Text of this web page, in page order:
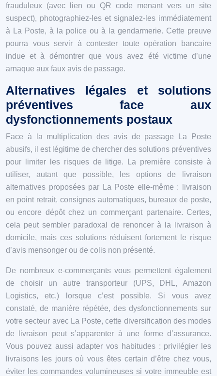
frauduleux (avec lien ou QR code menant vers un site
suspect), photographiez-les et signalez-les immédiatement
à La Poste, à la police ou à la gendarmerie. Cette preuve
pourra vous servir à contester toute opération bancaire
indue et à démontrer que vous avez été victime d’une
arnaque aux faux avis de passage.
Alternatives légales et solutions
préventives face aux
dysfonctionnements postaux
Face à la multiplication des avis de passage La Poste
abusifs, il est légitime de chercher des solutions préventives
pour limiter les risques de litige. La première consiste à
utiliser, autant que possible, les options de livraison
alternatives proposées par La Poste elle-même : livraison
en point retrait, consignes automatiques, bureaux de poste,
ou encore dépôt chez un commerçant partenaire. Certes,
cela peut sembler paradoxal de renoncer à la livraison à
domicile, mais ces solutions réduisent fortement le risque
d’avis mensonger ou de colis non présenté.
De nombreux e-commerçants vous permettent également
de choisir un autre transporteur (UPS, DHL, Amazon
Logistics, etc.) lorsque c’est possible. Si vous avez
constaté, de manière répétée, des dysfonctionnements sur
votre secteur avec La Poste, cette diversification des modes
de livraison peut s’apparenter à une forme d’assurance.
Vous pouvez aussi adapter vos habitudes : privilégier les
livraisons les jours où vous êtes certain d’être chez vous,
éviter les commandes volumineuses si votre immeuble est